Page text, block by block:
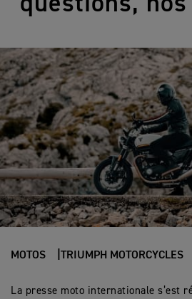
MOTOS TRIUMPH MOTORCYCLES
La presse moto internationale s’est